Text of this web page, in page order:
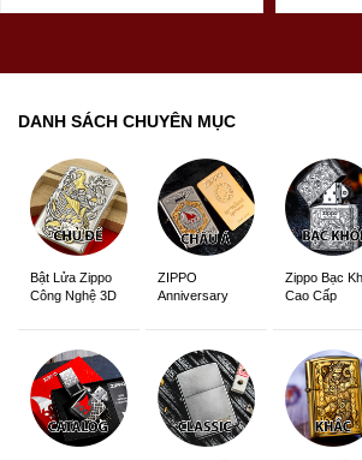
DANH SÁCH CHUYÊN MỤC
Bật Lửa Zippo
Công Nghệ 3D
ZIPPO
Anniversary
Zippo Bạc
Cao Cấp